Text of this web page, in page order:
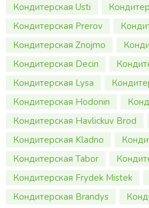
Кондитерская Usti
Кондитерская Prerov
Кондитерская Znojmo
Кондитерская Decin
Кондитерская Lysa
Кондитерская Hodonin
Кондитерская Havlickuv Brod
Кондитерская Kladno
Кондитерская Tabor
Кондитерская Frydek Mistek
Кондитерская Brandys